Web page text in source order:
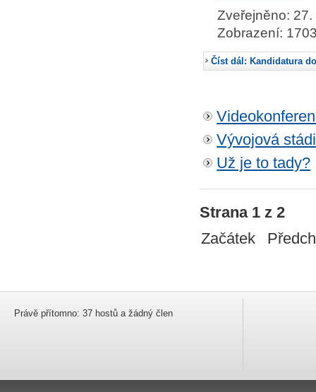
Zveřejněno:
Zobrazení:
Číst dál: Kandidatura
Vývojová
Už je to tady?
Strana 1 z 2
Začátek
Právě přítomno: 37 hostů a žádný člen